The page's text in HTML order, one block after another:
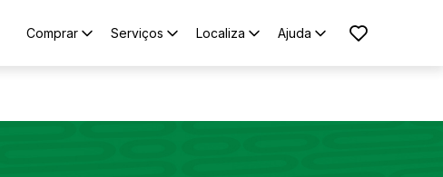
Comprar Serviços Localiza Ajuda